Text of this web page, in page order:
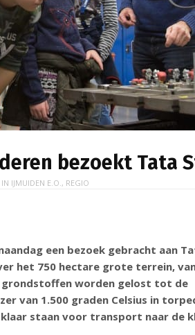
bezoekt Tata
IJMUIDEN E.O., REGIO
een bezoek gebracht aan
het 750 hectare grote terrein,
grondstoffen worden gelost tot de
van 1.500 graden Celsius in
staan voor transport naar de